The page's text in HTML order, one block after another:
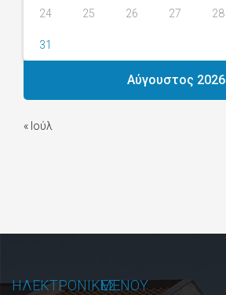
Αύγουστος 2026
24 25 26 27 28
31
« Ιούλ
ΗΛΕΚΤΡΟΝΙΚΕΣΜΕΝΟΥ